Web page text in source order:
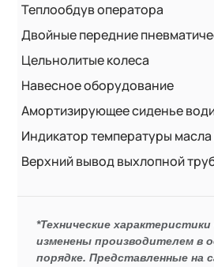
Теплообдув оператора
Двойные передние
Цельнолитые колеса
Навесное оборудование
Амортизирующее сиденье
Индикатор температуры масла
Верхний вывод выхлопной
*Технические
изменены производителем в
порядке. Представленные на